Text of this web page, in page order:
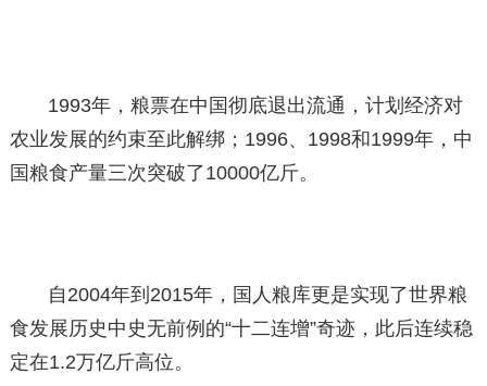
1993年，粮票在中国彻底退出流通，计划经济对
农业发展的约束至此解绑；1996、1998和1999年，中
国粮食产量三次突破了10000亿斤。
自2004年到2015年，国人粮库更是实现了世界粮
食发展历史中史无前例的“十二连增”奇迹，此后连续稳
定在1.2万亿斤高位。